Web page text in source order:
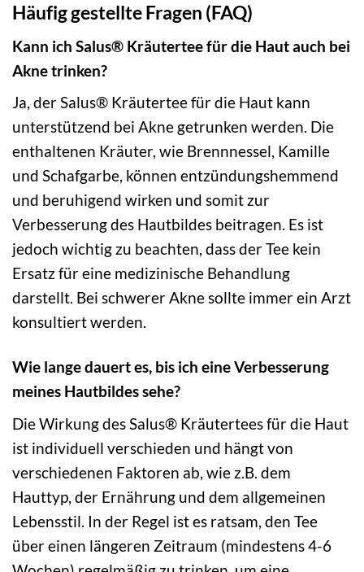
Häufig gestellte Fragen (FAQ)
Kann ich Salus® Kräutertee für die Haut auch bei
Akne trinken?
Ja, der Salus® Kräutertee für die Haut kann
unterstützend bei Akne getrunken werden. Die
enthaltenen Kräuter, wie Brennnessel, Kamille
und Schafgarbe, können entzündungshemmend
und beruhigend wirken und somit zur
Verbesserung des Hautbildes beitragen. Es ist
jedoch wichtig zu beachten, dass der Tee kein
Ersatz für eine medizinische Behandlung
darstellt. Bei schwerer Akne sollte immer ein Arzt
konsultiert werden.
Wie lange dauert es, bis ich eine Verbesserung
meines Hautbildes sehe?
Die Wirkung des Salus® Kräutertees für die Haut
ist individuell verschieden und hängt von
verschiedenen Faktoren ab, wie z.B. dem
Hauttyp, der Ernährung und dem allgemeinen
Lebensstil. In der Regel ist es ratsam, den Tee
über einen längeren Zeitraum (mindestens 4-6